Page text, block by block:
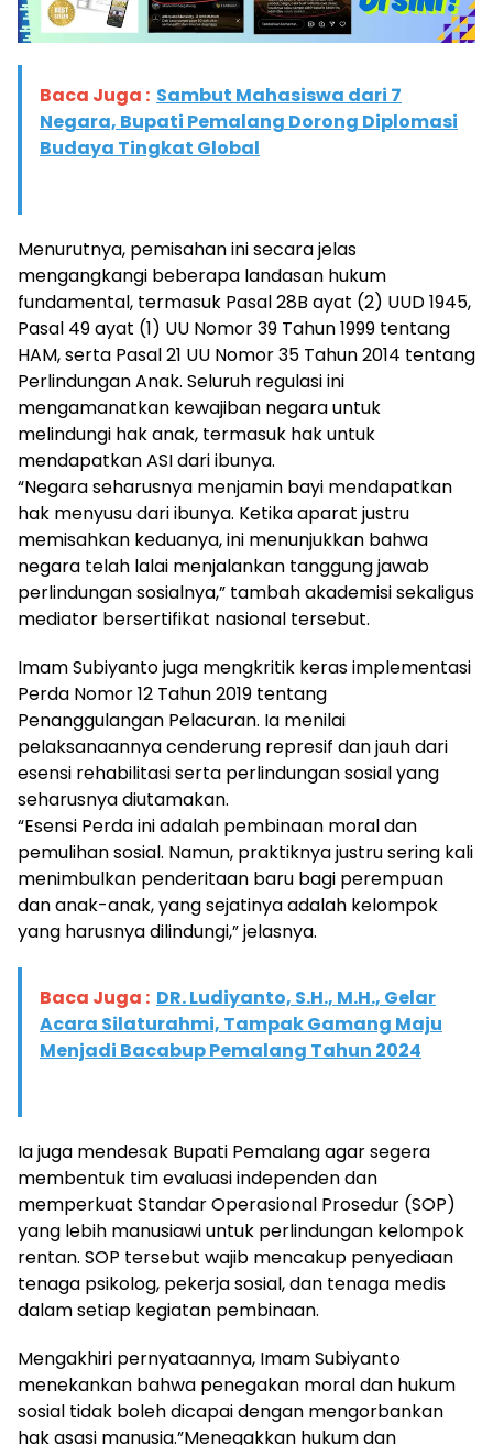
Baca Juga : Sambut Mahasiswa dari 7
Negara, Bupati Pemalang Dorong Diplomasi
Budaya Tingkat Global
Menurutnya, pemisahan ini secara jelas
mengangkangi beberapa landasan hukum
fundamental, termasuk Pasal 28B ayat (2) UUD 1945,
Pasal 49 ayat (1) UU Nomor 39 Tahun 1999 tentang
HAM, serta Pasal 21 UU Nomor 35 Tahun 2014 tentang
Perlindungan Anak. Seluruh regulasi ini
mengamanatkan kewajiban negara untuk
melindungi hak anak, termasuk hak untuk
mendapatkan ASI dari ibunya.
“Negara seharusnya menjamin bayi mendapatkan
hak menyusu dari ibunya. Ketika aparat justru
memisahkan keduanya, ini menunjukkan bahwa
negara telah lalai menjalankan tanggung jawab
perlindungan sosialnya,” tambah akademisi sekaligus
mediator bersertifikat nasional tersebut.
Imam Subiyanto juga mengkritik keras implementasi
Perda Nomor 12 Tahun 2019 tentang
Penanggulangan Pelacuran. Ia menilai
pelaksanaannya cenderung represif dan jauh dari
esensi rehabilitasi serta perlindungan sosial yang
seharusnya diutamakan.
“Esensi Perda ini adalah pembinaan moral dan
pemulihan sosial. Namun, praktiknya justru sering kali
menimbulkan penderitaan baru bagi perempuan
dan anak-anak, yang sejatinya adalah kelompok
yang harusnya dilindungi,” jelasnya.
Baca Juga : DR. Ludiyanto, S.H., M.H., Gelar
Acara Silaturahmi, Tampak Gamang Maju
Menjadi Bacabup Pemalang Tahun 2024
Ia juga mendesak Bupati Pemalang agar segera
membentuk tim evaluasi independen dan
memperkuat Standar Operasional Prosedur (SOP)
yang lebih manusiawi untuk perlindungan kelompok
rentan. SOP tersebut wajib mencakup penyediaan
tenaga psikolog, pekerja sosial, dan tenaga medis
dalam setiap kegiatan pembinaan.
Mengakhiri pernyataannya, Imam Subiyanto
menekankan bahwa penegakan moral dan hukum
sosial tidak boleh dicapai dengan mengorbankan
hak asasi manusia.”Menegakkan hukum dan